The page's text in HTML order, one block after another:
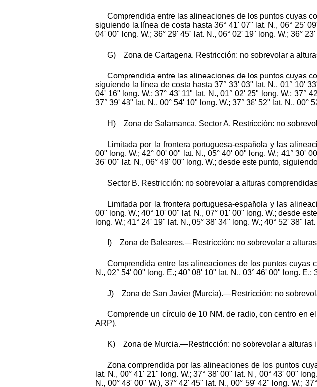
Comprendida entre las alineaciones de los puntos cuyas
siguiendo la línea de costa hasta 36° 41' 07" lat. N., 06° 25'
04' 00" long. W.; 36° 29' 45" lat. N., 06° 02' 19" long. W.; 36°
G) Zona de Cartagena. Restricción: no sobrevolar a
Comprendida entre las alineaciones de los puntos cuyas
siguiendo la línea de costa hasta 37° 33' 03" lat. N., 01° 10'
04' 16" long. W.; 37° 43' 11" lat. N., 01° 02' 25" long. W.; 37°
37° 39' 48" lat. N., 00° 54' 10" long. W.; 37° 38' 52" lat. N., 00°
H) Zona de Salamanca. Sector A. Restricción: no
Limitada por la frontera portuguesa-española y las
00" long. W.; 42° 00' 00" lat. N., 05° 40' 00" long. W.; 41° 30'
36' 00" lat. N., 06° 49' 00" long. W.; desde este punto,
Sector B. Restricción: no sobrevolar a alturas
Limitada por la frontera portuguesa-española y las
00" long. W.; 40° 10' 00" lat. N., 07° 01' 00" long. W.; desde
long. W.; 41° 24' 19" lat. N., 05° 38' 34" long. W.; 40° 52' 38"
I) Zona de Baleares.—Restricción: no sobrevolar a
Comprendida entre las alineaciones de los puntos cuyas
N., 02° 54' 00" long. E.; 40° 08' 10" lat. N., 03° 46' 00" long. E.;
J) Zona de San Javier (Murcia).—Restricción: no
Comprende un círculo de 10 NM. de radio, con centro en
ARP).
K) Zona de Murcia.—Restricción: no sobrevolar a alturas
Zona comprendida por las alineaciones de los puntos
lat. N., 00° 41' 21" long. W.; 37° 38' 00" lat. N., 00° 43' 00"
N., 00° 48' 00" W.), 37° 42' 45" lat. N., 00° 59' 42" long. W.;